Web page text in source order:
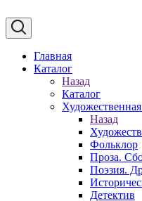
Главная
Каталог
Назад
Каталог
Назад
Фольклор
Проза.
Поэзия.
Детектив